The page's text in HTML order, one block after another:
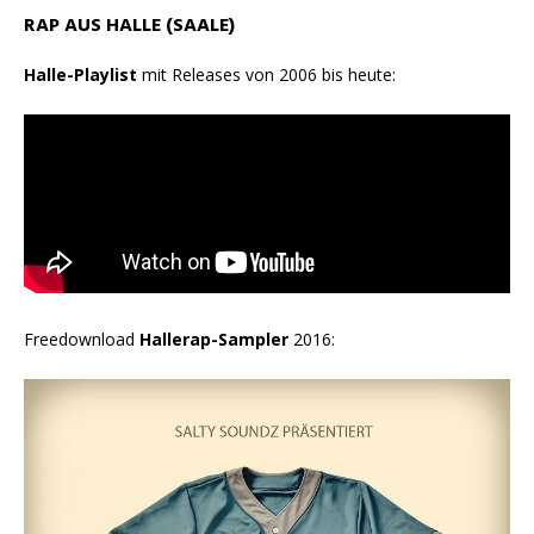
RAP AUS HALLE (SAALE)
Halle-Playlist mit Releases von 2006 bis heute:
Freedownload Hallerap-Sampler 2016: